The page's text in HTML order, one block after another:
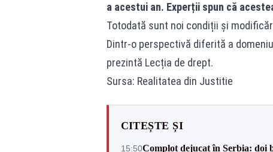
a acestui an. Experții spun că
Totodată sunt noi condiții și
Dintr-o perspectivă diferită a
prezintă Lecția de drept.
Sursa: Realitatea din Justitie
CITEȘTE ȘI
15:50Complot dejucat în Serbia: doi